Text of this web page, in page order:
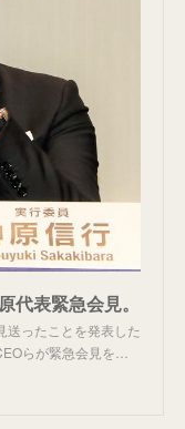
代表緊急会見。
送ったことを発表した
らが緊急会見を…